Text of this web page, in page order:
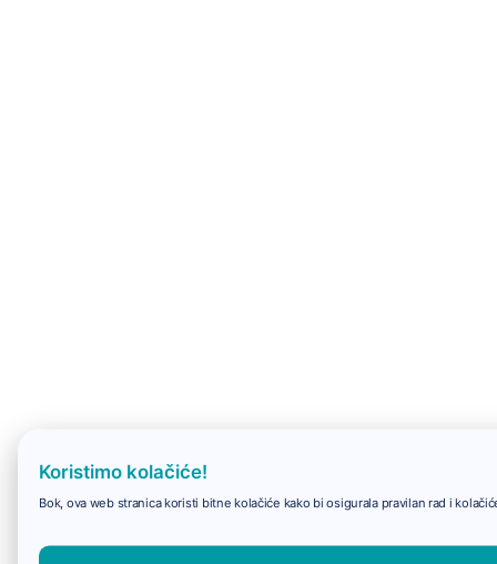
Koristimo kolačiće!
Bok, ova web stranica koristi bitne kolačiće kako bi osigurala pravilan rad i